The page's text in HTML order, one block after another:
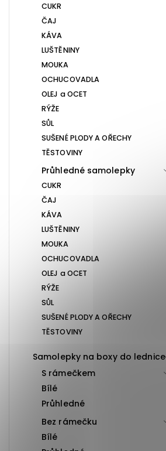
CUKR
ČAJ
KÁVA
LUŠTĚNINY
MOUKA
OCHUCOVADLA
OLEJ a OCET
RÝŽE
SŮL
SUŠENÉ PLODY A OŘECHY
TĚSTOVINY
Průhledné samolepky
CUKR
ČAJ
KÁVA
LUŠTĚNINY
MOUKA
OCHUCOVADLA
OLEJ a OCET
RÝŽE
SŮL
SUŠENÉ PLODY A OŘECHY
TĚSTOVINY
Samolepky na boxy do lednice
S rámečkem
Bílé
Průhledné
Bez rámečku
Bílé